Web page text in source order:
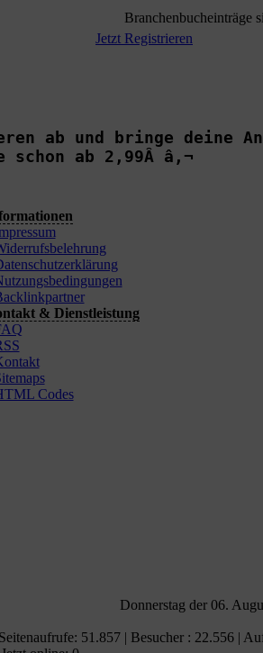
Branchenbucheinträge
Jetzt Registrieren
ab und bringe deine
schon ab 2,99Â â‚¬
& Dienstleistung
Codes
Donnerstag der 06.
51.857 | Besucher : 22.556 |